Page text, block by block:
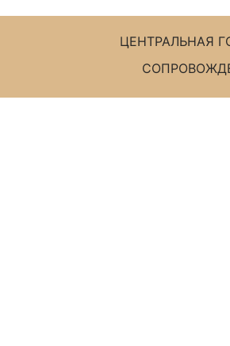
ЦЕНТРАЛЬНАЯ